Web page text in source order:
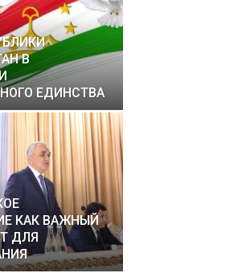
В
ЕДИНСТВА
КАК ВАЖНЫЙ
ДЛЯ